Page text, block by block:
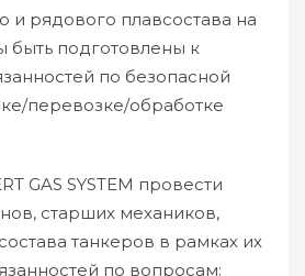
и рядового плавсостава на
быть подготовлены к
по безопасной
перевозке/обработке
GAS SYSTEM провести
старших механиков,
танкеров в рамках их
по вопросам: